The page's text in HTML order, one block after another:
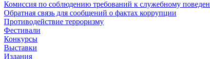
Комиссия по соблюдению требований к служебному
Обратная связь для сообщений о фактах коррупции
Противодействие терроризму
Фестивали
Конкурсы
Выставки
Издания